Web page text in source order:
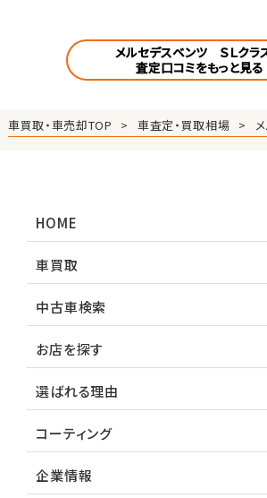
メルセデスベンツ ＳＬクラ
査定口コミをもっと見る
車買取・車売却TOP 車査定・買取相場
HOME
車買取
中古車検索
お店を探す
選ばれる理由
コーティング
企業情報